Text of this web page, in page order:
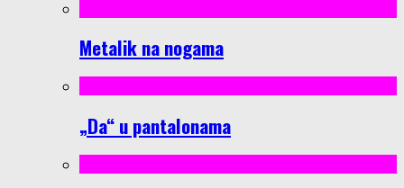
Metalik na nogama
„Da“ u pantalonama